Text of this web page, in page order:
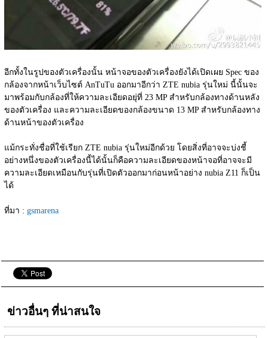
อีกทั้งในรูปของตัวเครื่องนั้น หน้าจอของตัวเครื่องยังได้เปิดเผย Spec ของ
กล้องจากหน้าเว็บไซต์ AnTuTu ออกมาอีกว่า ZTE nubia รุ่นใหม่ นี้นั้นจะ
มาพร้อมกับกล้องที่ให้ความละเอียดอยุ่ที่ 23 MP สำหรับกล้องทางด้านหลัง
ของตัวเครื่อง และความละเอียดของกล้องขนาด 13 MP สำหรับกล้องทาง
ด้านหน้าของตัวเครื่อง
แม้กระทั่งชื่อที่ใช้เรียก ZTE nubia รุ่นใหม่อีกด้วย โดยสิ่งที่อาจจะบ่งชี้
อย่างหนึ่งของตัวเครื่องนี้ได้นั้นก็คือความละเอียดของหน้าจอที่อาจจะมี
ความละเอียดเหมือนกับรุ่นที่เปิดตัวออกมาก่อนหน้าอย่าง nubia Z11 ก็เป็น
ได้
ที่มา : gsmarena
ข่าวอื่นๆ ที่น่าสนใจ